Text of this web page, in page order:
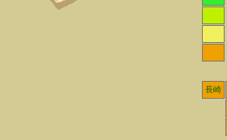
長崎